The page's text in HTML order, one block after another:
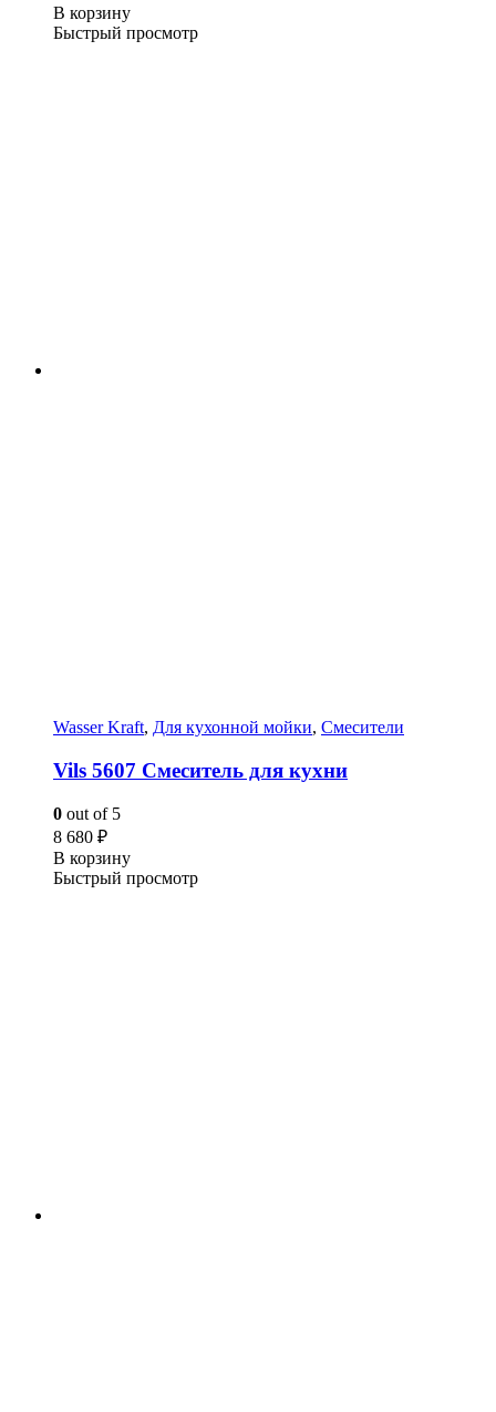
В корзину
Быстрый просмотр
Wasser Kraft, Для кухонной мойки, Смесители
Vils 5607 Смеситель для кухни
0 out of 5
8 680 ₽
В корзину
Быстрый просмотр